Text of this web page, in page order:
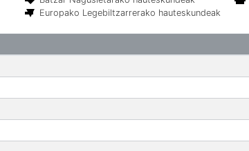
Europako Legebiltzarrerako hauteskundeak